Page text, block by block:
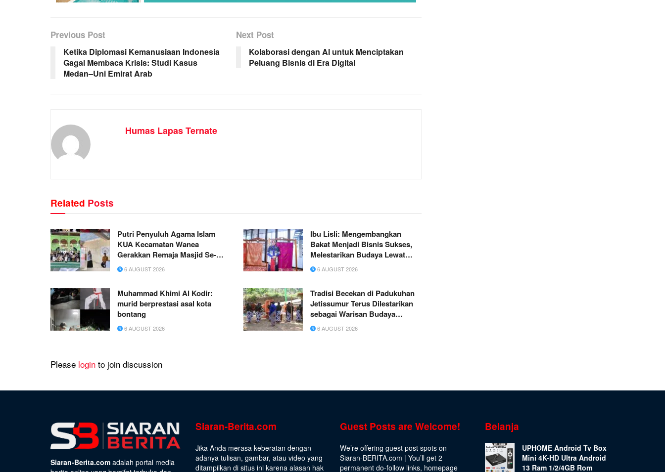
Previous Post
Ketika Diplomasi Kemanusiaan Indonesia
Gagal Membaca Krisis: Studi Kasus
Medan–Uni Emirat Arab
Next Post
Kolaborasi dengan AI untuk Menciptakan
Peluang Bisnis di Era Digital
Humas Lapas Ternate
Related Posts
Putri Penyuluh Agama Islam
KUA Kecamatan Wanea
Gerakkan Remaja Masjid Se-
Kecamatan Wanea Melalui
IRMAWA
6 AUGUST 2026
Ibu Lisli: Mengembangkan
Bakat Menjadi Bisnis Sukses,
Melestarikan Budaya Lewat
Wastra Nusantara
6 AUGUST 2026
Muhammad Khimi Al Kodir:
murid berprestasi asal kota
bontang
6 AUGUST 2026
Tradisi Becekan di Padukuhan
Jetissumur Terus Dilestarikan
sebagai Warisan Budaya
Masyarakat
6 AUGUST 2026
Please login to join discussion
Siaran-Berita.com adalah portal media
Siaran-Berita.com
Jika Anda merasa keberatan dengan
adanya tulisan, gambar, atau video yang
ditampilkan di situs ini karena alasan hak
Guest Posts are Welcome!
We’re offering guest post spots on
Siaran-BERITA.com | You’ll get 2
permanent do-follow links, homepage
Belanja
UPHOME Android Tv Box
Mini 4K-HD Ultra Android
13 Ram 1/2/4GB Rom